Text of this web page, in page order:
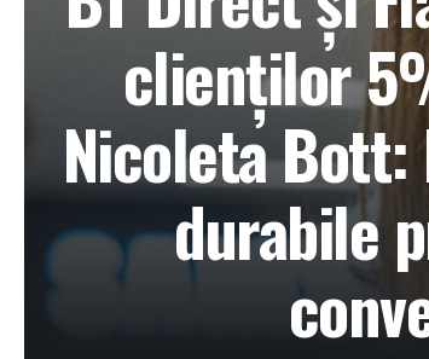
clienților
Nicoleta
durabile